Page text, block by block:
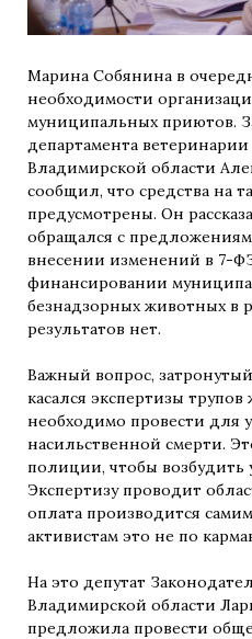
Марина Собянина в
необходимости
муниципальных приютов.
департамента
Владимирской области
сообщил, что средства на
предусмотрены. Он
обращался с
внесении изменений в 7-
финансировании
безнадзорных животных в
результатов нет.
Важный вопрос,
касался экспертизы
необходимо провести для
насильственной смерти.
полиции, чтобы возбудить
Экспертизу проводит
оплата производится
активистам это не по
На это депутат
Владимирской области
предложила провести